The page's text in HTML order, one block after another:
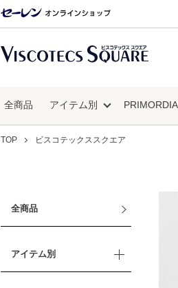
全商品 アイテム別
TOP ビスコテックススクエア
全商品
アイテム別